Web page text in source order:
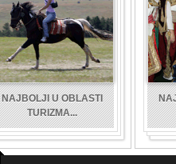
NAJBOLJI U OBLASTI
TURIZMA...